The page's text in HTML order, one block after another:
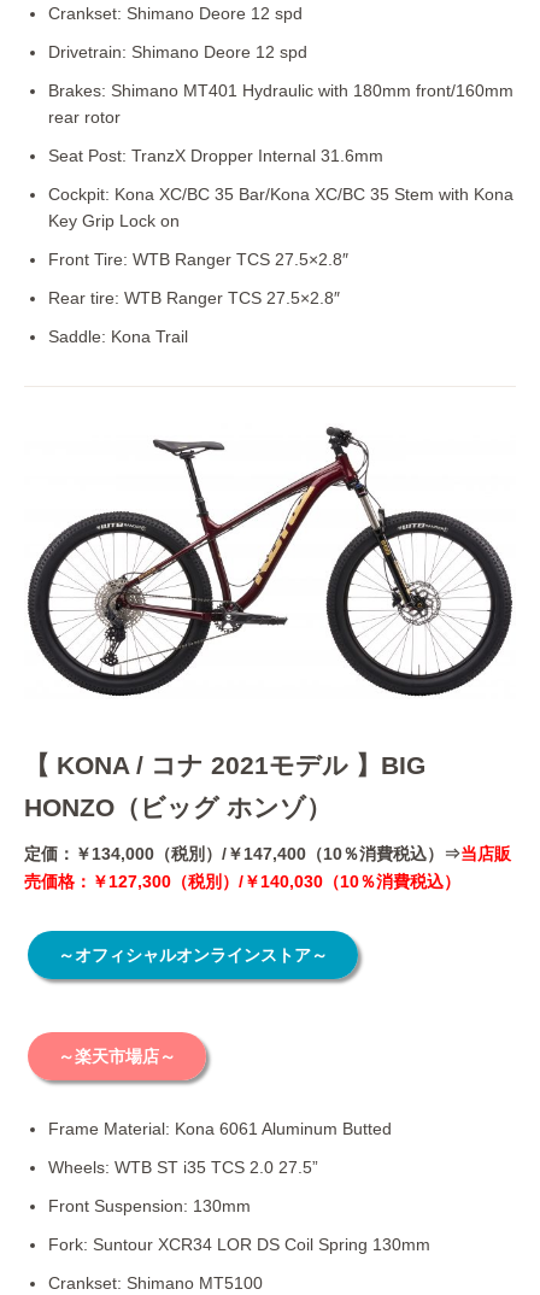
Crankset: Shimano Deore 12 spd
Drivetrain: Shimano Deore 12 spd
Brakes: Shimano MT401 Hydraulic with 180mm front/160mm
rear rotor
Seat Post: TranzX Dropper Internal 31.6mm
Cockpit: Kona XC/BC 35 Bar/Kona XC/BC 35 Stem with Kona
Key Grip Lock on
Front Tire: WTB Ranger TCS 27.5×2.8″
Rear tire: WTB Ranger TCS 27.5×2.8″
Saddle: Kona Trail
【 KONA / コナ 2021モデル 】BIG
HONZO（ビッグ ホンゾ）
定価：￥134,000（税別）/￥147,400（10％消費税込）⇒当店販
売価格：￥127,300（税別）/￥140,030（10％消費税込）
～オフィシャルオンラインストア～
～楽天市場店～
Frame Material: Kona 6061 Aluminum Butted
Wheels: WTB ST i35 TCS 2.0 27.5”
Front Suspension: 130mm
Fork: Suntour XCR34 LOR DS Coil Spring 130mm
Crankset: Shimano MT5100